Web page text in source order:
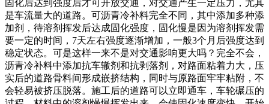
固化后达到强度后才可开放交通，对交通产生一定压力，尤其
是车流量大的道路。可沥青冷补料完全不同，其中添加多种添
加剂，待溶剂挥发后达成固化强度，固化慢是因为溶剂挥发需
要一定的时间，7天左右强度逐渐增加，一般3个月后强度达到
稳定状态。可是这样一来不是对交通影响更大吗？完全不会，
沥青冷补料中添加抗车辙剂和抗剥落剂，对路面粘着力大，压
实后的道路骨料间形成嵌挤结构，同时与原路面牢牢粘附，不
会轻易被挤压脱落。施工后的道路可以立即通车，车轮碾压的